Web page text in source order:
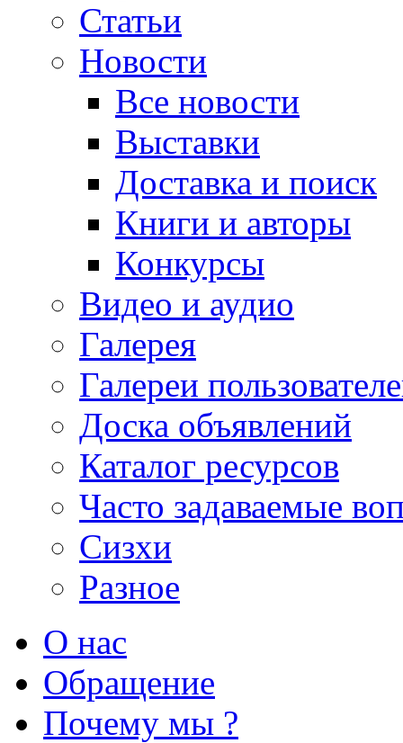
Статьи
Новости
Все новости
Выставки
Доставка и поиск
Книги и авторы
Конкурсы
Видео и аудио
Галерея
Галереи
Доска объявлений
Каталог ресурсов
Часто задаваемые
Сизхи
Разное
О нас
Обращение
Почему мы ?